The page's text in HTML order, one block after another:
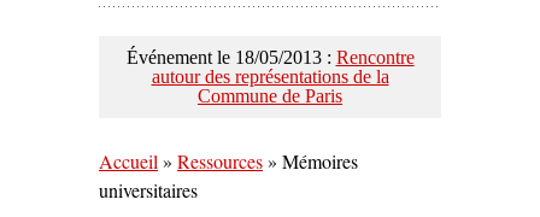
Événement le 18/05/2013 : Rencontre
autour des représentations de la
Commune de Paris
Accueil » Ressources» Mémoires
universitaires